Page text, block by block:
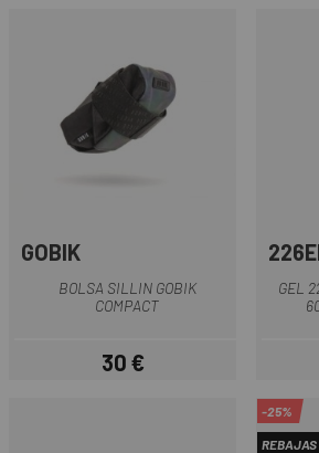
GOBIK
BOLSA SILLIN GOBIK
COMPACT
Precio
30 €
GEL
-25%
REBAJAS